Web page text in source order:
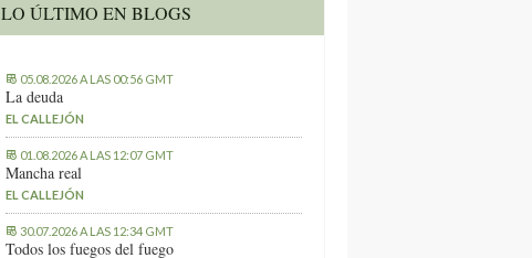
LO ÚLTIMO EN BLOGS
05.08.2026 A LAS 00:56 GMT
La deuda
EL CALLEJÓN
01.08.2026 A LAS 12:07 GMT
Mancha real
EL CALLEJÓN
30.07.2026 A LAS 12:34 GMT
Todos los fuegos del fuego